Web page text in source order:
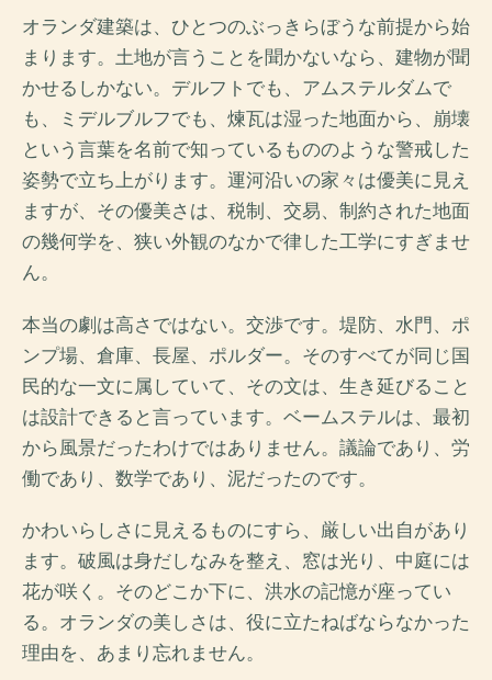
オランダ建築は、ひとつのぶっきらぼうな前提から始
まります。土地が言うことを聞かないなら、建物が聞
かせるしかない。デルフトでも、アムステルダムで
も、ミデルブルフでも、煉瓦は湿った地面から、崩壊
という言葉を名前で知っているもののような警戒した
姿勢で立ち上がります。運河沿いの家々は優美に見え
ますが、その優美さは、税制、交易、制約された地面
の幾何学を、狭い外観のなかで律した工学にすぎませ
ん。
本当の劇は高さではない。交渉です。堤防、水門、ポ
ンプ場、倉庫、長屋、ポルダー。そのすべてが同じ国
民的な一文に属していて、その文は、生き延びること
は設計できると言っています。ベームステルは、最初
から風景だったわけではありません。議論であり、労
働であり、数学であり、泥だったのです。
かわいらしさに見えるものにすら、厳しい出自があり
ます。破風は身だしなみを整え、窓は光り、中庭には
花が咲く。そのどこか下に、洪水の記憶が座ってい
る。オランダの美しさは、役に立たねばならなかった
理由を、あまり忘れません。